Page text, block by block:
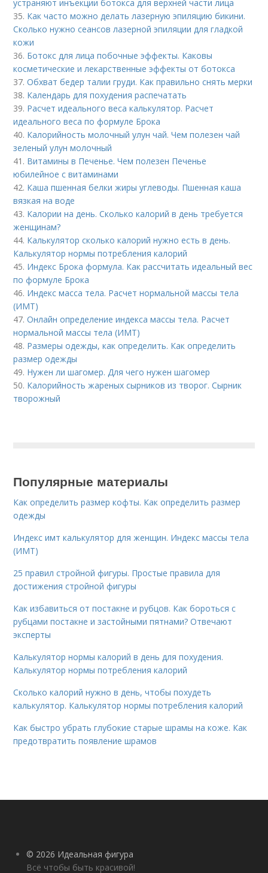
устраняют инъекции ботокса для верхней части лица
35. Как часто можно делать лазерную эпиляцию бикини.
Сколько нужно сеансов лазерной эпиляции для гладкой
кожи
36. Ботокс для лица побочные эффекты. Каковы
косметические и лекарственные эффекты от ботокса
37.Обхват бедер талии груди. Как правильно снять мерки
38. Календарь для похудения распечатать
39. Расчет идеального веса калькулятор. Расчет
идеального веса по формуле Брока
40. Калорийность молочный улун чай. Чем полезен чай
зеленый улун молочный
41. Витамины в Печенье. Чем полезен Печенье
юбилейное с витаминами
42. Каша пшенная белки жиры углеводы. Пшенная каша
вязкая на воде
43. Калории на день. Сколько калорий в день требуется
женщинам?
44. Калькулятор сколько калорий нужно есть в день.
Калькулятор нормы потребления калорий
45. Индекс Брока формула. Как рассчитать идеальный вес
по формуле Брока
46. Индекс масса тела. Расчет нормальной массы тела
(ИМТ)
47.Онлайн определение индекса массы тела. Расчет
нормальной массы тела (ИМТ)
48. Размеры одежды, как определить. Как определить
размер одежды
49. Нужен ли шагомер. Для чего нужен шагомер
50. Калорийность жареных сырников из творог. Сырник
творожный
Популярные материалы
Как определить размер кофты. Как определить размер
одежды
Индекс имт калькулятор для женщин. Индекс массы тела
(ИМТ)
25 правил стройной фигуры. Простые правила для
достижения стройной фигуры
Как избавиться от постакне и рубцов. Как бороться с
рубцами постакне и застойными пятнами? Отвечают
эксперты
Калькулятор нормы калорий в день для похудения.
Калькулятор нормы потребления калорий
Сколько калорий нужно в день, чтобы похудеть
калькулятор. Калькулятор нормы потребления калорий
Как быстро убрать глубокие старые шрамы на коже. Как
предотвратить появление шрамов
© 2026 Идеальная фигура
Всё чтобы быть красивой!